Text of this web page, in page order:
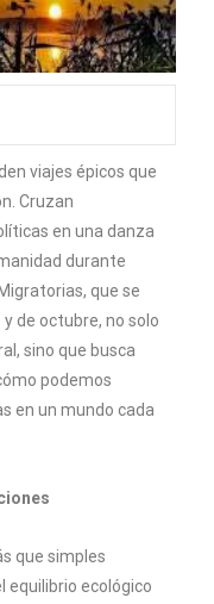
viajes épicos que
Cruzan
en una danza
durante
que se
de octubre, no solo
sino que busca
podemos
en un mundo cada
que simples
equilibrio ecológico